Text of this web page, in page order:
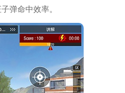
弹命中效率。